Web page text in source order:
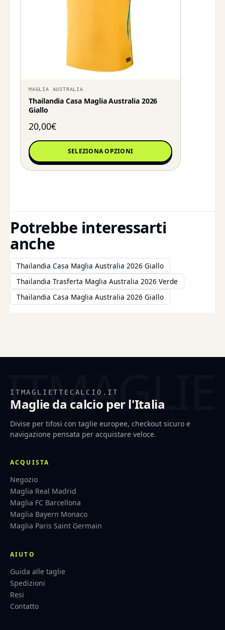
MAGLIA AUSTRALIA
Thailandia Casa Maglia Australia 2026
Giallo
20,00€
SELEZIONA OPZIONI
Potrebbe interessarti
anche
Thailandia Casa Maglia Australia 2026 Giallo
Thailandia Trasferta Maglia Australia 2026 Verde
Thailandia Casa Maglia Australia 2026 Giallo
ITMAGLIETTECALCIO.IT
Maglie da calcio per l'Italia
Divise per tifosi con taglie europee, checkout sicuro e
navigazione pensata per acquistare veloce.
ACQUISTA
Negozio
Maglia Real Madrid
Maglia FC Barcellona
Maglia Bayern Monaco
Maglia Paris Saint Germain
AIUTO
Guida alle taglie
Spedizioni
Resi
Contatto